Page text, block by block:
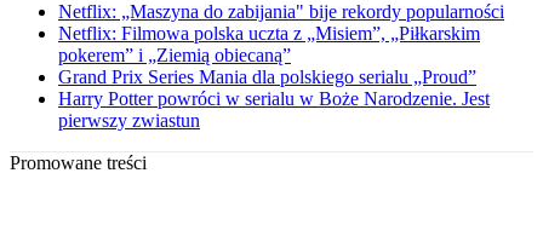
Netflix: „Maszyna do zabijania" bije rekordy popularności
Netflix: Filmowa polska uczta z „Misiem”, „Piłkarskim
pokerem” i „Ziemią obiecaną”
Grand Prix Series Mania dla polskiego serialu „Proud”
Harry Potter powróci w serialu w Boże Narodzenie. Jest
pierwszy zwiastun
Promowane treści